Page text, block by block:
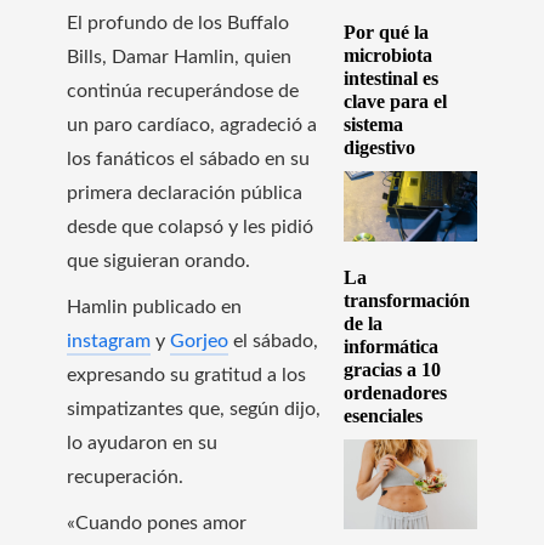
El profundo de los Buffalo
Bills, Damar Hamlin, quien
continúa recuperándose de
un paro cardíaco, agradeció a
los fanáticos el sábado en su
primera declaración pública
desde que colapsó y les pidió
que siguieran orando.
Hamlin publicado en
instagram y Gorjeo el sábado,
expresando su gratitud a los
simpatizantes que, según dijo,
lo ayudaron en su
recuperación.
«Cuando pones amor
Por qué la
microbiota
intestinal es
clave para el
sistema
digestivo
La
transformación
de la
informática
gracias a 10
ordenadores
esenciales